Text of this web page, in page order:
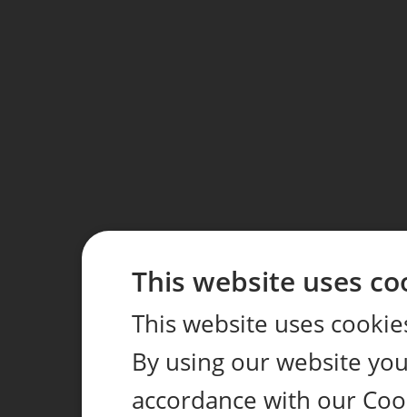
This website uses
This website uses
By using our website
accordance with our